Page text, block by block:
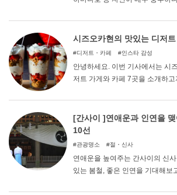
고야에 끼어 있어 산업도 발전하
는 그 시즈오카 지역 중에서도 꼭
물관과 미술관 6곳을 선정하여
시즈오카현의 맛있는 디저
디저트・카페 인스타 감성
안녕하세요. 이번 기사에서는 시
저트 가게와 카페 7곳을 소개하
이라고 하면 후지산을 기점으로
도 번성하고 있다. 화과자부터 양
저트도 즐길 수 있고, 바다가 가까
과일 재배도 활발하게 이루어지
[간사이 ]연애운과 인연을
10선
관광명소 절・신사
연애운을 높여주는 간사이의 신
있는 봄철, 좋은 인연을 기대해보
운 생활이 시작되는 만큼 신의